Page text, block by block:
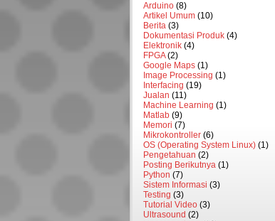
Arduino (8)
Artikel Umum (10)
Berita (3)
Dokumentasi Produk (4)
Elektronik (4)
FPGA(2)
Google Maps (1)
Image Processing (1)
Interfacing (19)
Jualan (11)
Machine Learning (1)
Matlab (9)
Memori (7)
Mikrokontroller (6)
OS (Operating System Linux) (1)
Pengetahuan (2)
Posting Berikutnya (1)
Python (7)
Sistem Informasi (3)
Testing (3)
Tutorial Video (3)
Ultrasound (2)